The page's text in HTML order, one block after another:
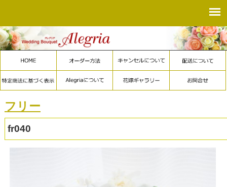
フリー
fr040